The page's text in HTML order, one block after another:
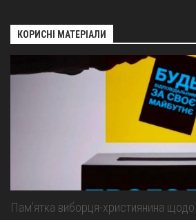
КОРИСНІ МАТЕРІАЛИ
Пам’ятка виборця-християнина